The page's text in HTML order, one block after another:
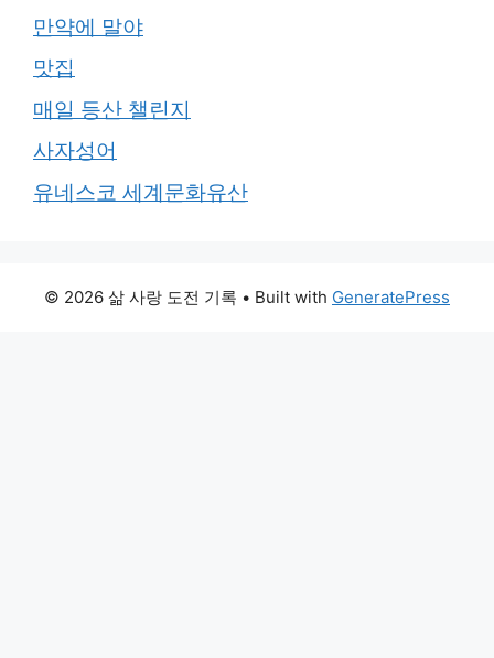
만약에 말야
맛집
매일 등산 챌린지
사자성어
유네스코 세계문화유산
© 2026 삶 사랑 도전 기록 • Built with GeneratePress